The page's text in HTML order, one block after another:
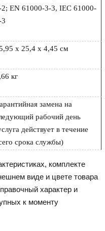
2; EN 61000-3-3, IEC 61000-
3
x 25,4 x 4,45 см
кг
замена на
рабочий день
действует в течение
комплекте
виде и цвете товара
характер и
к моменту